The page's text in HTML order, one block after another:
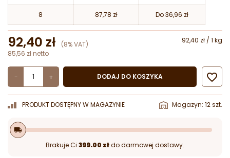
8 87,78 zł Do 36,96 zł
92,40 zł (8% VAT)
92,40 zł / 1 kg
85,56 zł netto
- + DODAJ DO KOSZYKA 
PRODUKT DOSTĘPNY W MAGAZYNIE Magazyn: 12 szt.
local_shipping
Brakuje Ci 399.00 złdo darmowej dostawy.